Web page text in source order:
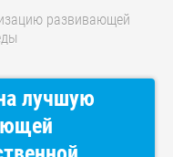
развивающей
лучшую